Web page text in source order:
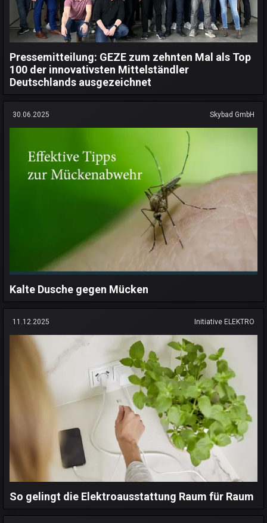
Pressemitteilung: GEZE zum zehnten Mal als Top
100 der innovativsten Mittelständler
Deutschlands ausgezeichnet
30.06.2025 Skybad GmbH
Kalte Dusche gegen Mücken
11.12.2025 Initiative ELEKTRO
So gelingt die Elektroausstattung Raum für Raum